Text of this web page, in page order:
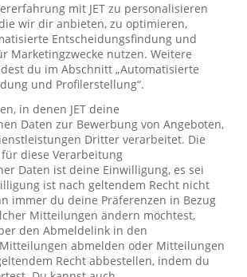
mit JET zu personalisieren
wir dir anbieten, zu optimieren,
Entscheidungsfindung und
Marketingzwecke nutzen. Weitere
du im Abschnitt „Automatisierte
und Profilerstellung“.
in denen JET deine
Daten zur Bewerbung von Angeboten,
Dritter verarbeitet. Die
diese Verarbeitung
Daten ist deine Einwilligung, es sei
ist nach geltendem Recht nicht
immer du deine Präferenzen in Bezug
Mitteilungen ändern möchtest,
den Abmeldelink in den
abmelden oder Mitteilungen
Recht abbestellen, indem du